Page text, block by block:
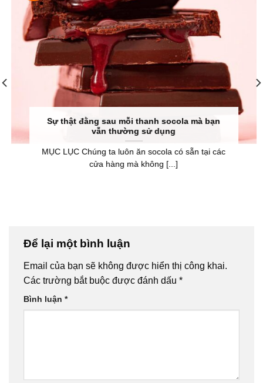
Sự thật đằng sau mỗi thanh socola mà bạn
vẫn thường sử dụng
MỤC LỤC Chúng ta luôn ăn socola có sẵn tại các
cửa hàng mà không [...]
Để lại một bình luận
Email của bạn sẽ không được hiển thị công khai.
Các trường bắt buộc được đánh dấu *
Bình luận *